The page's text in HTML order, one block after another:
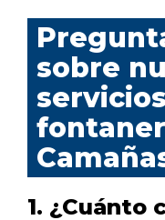
sobre
1. ¿Cuánto